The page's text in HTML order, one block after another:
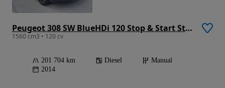
Peugeot 308 SW BlueHDi 120 Stop & Start Style
1560 cm3 • 120 cv
201 704 km Diesel
Manual
2014